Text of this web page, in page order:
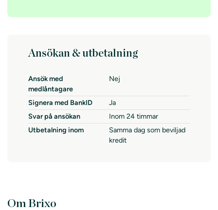
Ansökan & utbetalning
Ansök med
medlåntagare
Nej
Signera med BankID
Ja
Svar på ansökan
Inom 24 timmar
Utbetalning inom
Samma dag som beviljad
kredit
Om Brixo